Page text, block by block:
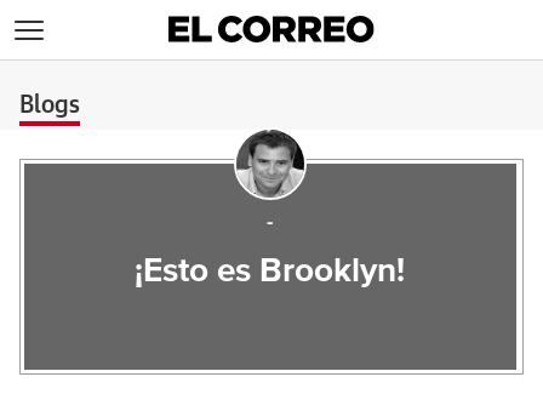
Blogs
-
¡Esto es Brooklyn!